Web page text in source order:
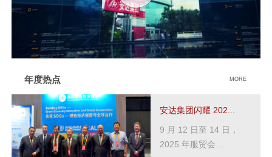
年度热点 MORE
安达集团闪耀 202...
9 月 12 日至 14 日，
2025 年服贸会 ...